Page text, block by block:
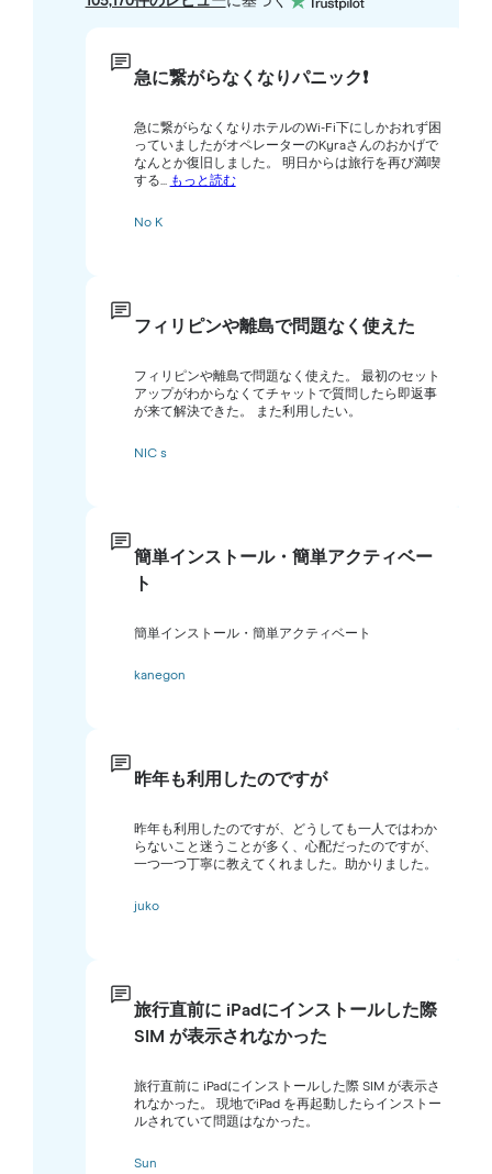
急に繋がらなくなりパニック❗️
急に繋がらなくなりホテルのWi-Fi下にしかおれず困
っていましたがオペレーターのKyraさんのおかげで
なんとか復旧しました。 明日からは旅行を再び満喫
する... もっと読む
No K
フィリピンや離島で問題なく使えた
フィリピンや離島で問題なく使えた。 最初のセット
アップがわからなくてチャットで質問したら即返事
が来て解決できた。 また利用したい。
NIC s
簡単インストール・簡単アクティベー
ト
簡単インストール・簡単アクティベート
kanegon
昨年も利用したのですが
昨年も利用したのですが、どうしても一人ではわか
らないこと迷うことが多く、心配だったのですが、
一つ一つ丁寧に教えてくれました。助かりました。
juko
旅行直前に iPadにインストールした際
SIM が表示されなかった
旅行直前に iPadにインストールした際 SIM が表示さ
れなかった。 現地でiPad を再起動したらインストー
ルされていて問題はなかった。
Sun